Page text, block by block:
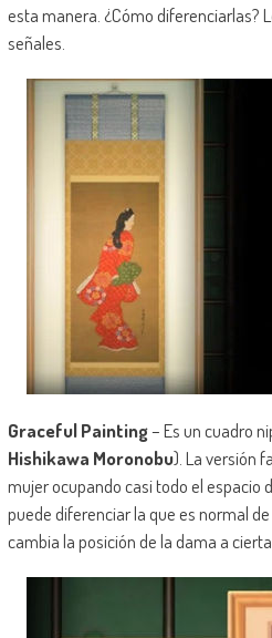
esta manera. ¿Cómo diferenciarlas?
señales.
Graceful Painting– Es un cuadro
Hishikawa Moronobu). La versión
mujer ocupando casi todo el espacio
puede diferenciar la que es normal
cambia la posición de la dama a